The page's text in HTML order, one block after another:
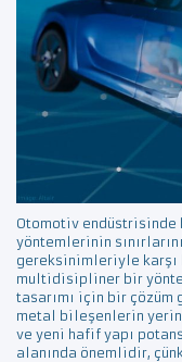
Otomotiv endüstrisinde
yöntemlerinin
gereksinimleriyle karşı
multidisipliner bir
tasarımı için bir
metal bileşenlerin
ve yeni hafif yapı
alanında önemlidir,